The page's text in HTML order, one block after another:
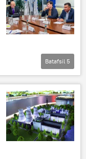
Batafsil 5